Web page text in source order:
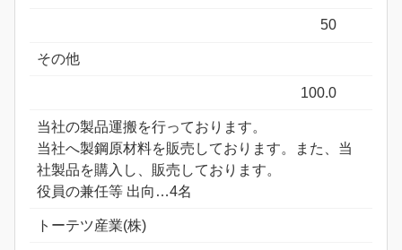
50
その他
100.0
当社の製品運搬を行っております。
当社へ製鋼原材料を販売しております。また、当
社製品を購入し、販売しております。
役員の兼任等 出向…4名
トーテツ産業(株)